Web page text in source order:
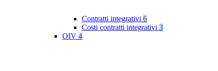
Contratti integrativi 6
Costi contratti integrativi 3
OIV 4